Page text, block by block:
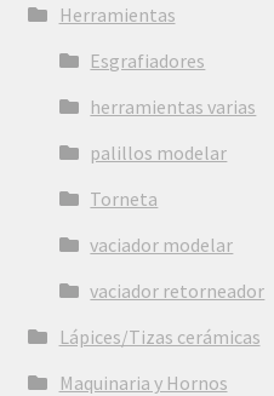
Herramientas
Esgrafiadores
herramientas varias
palillos modelar
Torneta
vaciador modelar
vaciador retorneador
Lápices/Tizas cerámicas
Maquinaria y Hornos